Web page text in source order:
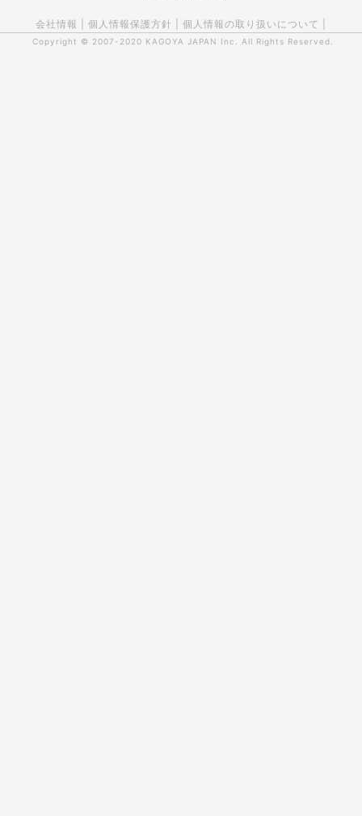
会社情報 個人情報保護方針 個人情報の取り扱いについて
Copyright © 2007-2020 KAGOYA JAPAN Inc. All Rights Reserved.